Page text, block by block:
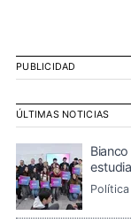
PUBLICIDAD
ÚLTIMAS NOTICIAS
Política |